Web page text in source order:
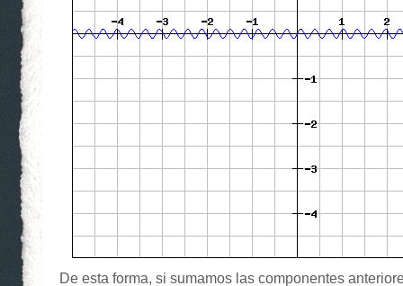
De esta forma, si sumamos las componentes